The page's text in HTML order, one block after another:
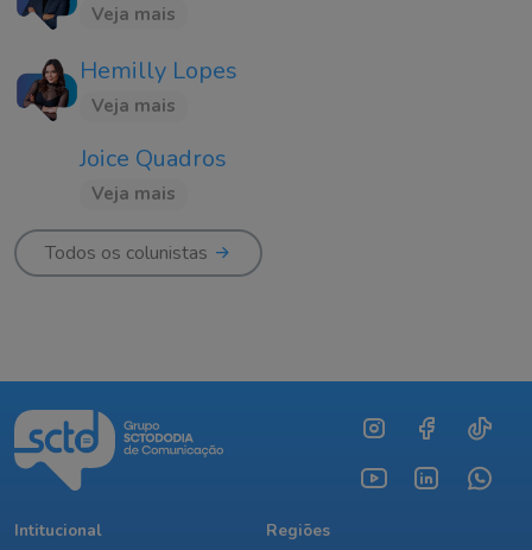
Veja mais
Hemilly Lopes
Veja mais
Joice Quadros
Veja mais
Todos os colunistas
Intitucional
Regiões